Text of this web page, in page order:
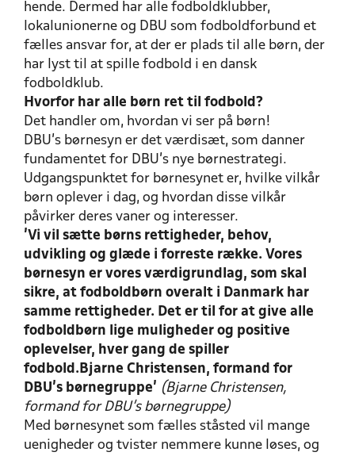
hende. Dermed har alle fodboldklubber,
lokalunionerne og DBU som fodboldforbund et
fælles ansvar for, at der er plads til alle børn, der
har lyst til at spille fodbold i en dansk
fodboldklub.
Hvorfor har alle børn ret til fodbold?
Det handler om, hvordan vi ser på børn!
DBU’s børnesyn er det værdisæt, som danner
fundamentet for DBU’s nye børnestrategi.
Udgangspunktet for børnesynet er, hvilke vilkår
børn oplever i dag, og hvordan disse vilkår
påvirker deres vaner og interesser.
'Vi vil sætte børns rettigheder, behov,
udvikling og glæde i forreste række. Vores
børnesyn er vores værdigrundlag, som skal
sikre, at fodboldbørn overalt i Danmark har
samme rettigheder. Det er til for at give alle
fodboldbørn lige muligheder og positive
oplevelser, hver gang de spiller
fodbold.Bjarne Christensen, formand for
DBU's børnegruppe' (Bjarne Christensen,
formand for DBU's børnegruppe)
Med børnesynet som fælles ståsted vil mange
uenigheder og tvister nemmere kunne løses, og